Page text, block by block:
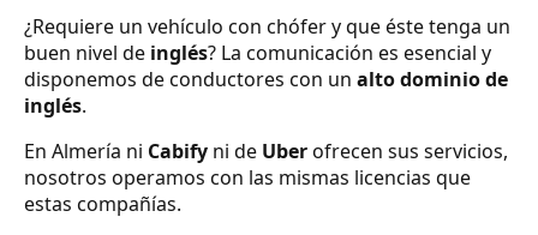
¿Requiere un vehículo con chófer y que éste tenga un
buen nivel de inglés? La comunicación es esencial y
disponemos de conductores con un alto dominio de
inglés.
En Almería ni Cabify ni de Uberofrecen sus servicios,
nosotros operamos con las mismas licencias que
estas compañías.